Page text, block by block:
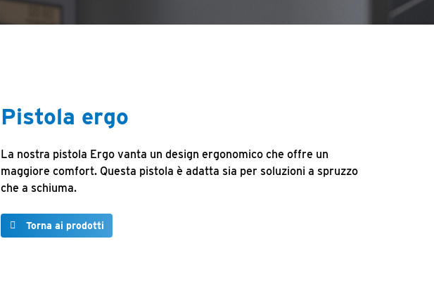
Pistola ergo
La nostra pistola Ergo vanta un design ergonomico che offre un
maggiore comfort. Questa pistola è adatta sia per soluzioni a spruzzo
che a schiuma.
Torna ai prodotti